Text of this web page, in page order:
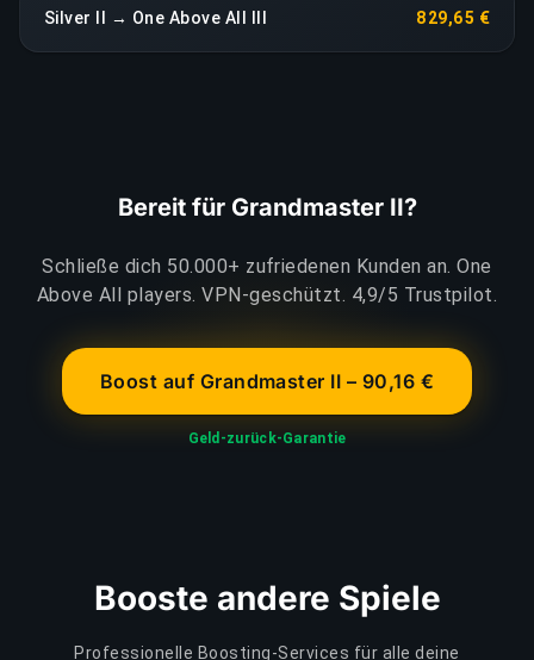
Silver II → One Above All III 829,65 €
Bereit für Grandmaster II?
Schließe dich 50.000+ zufriedenen Kunden an. One
Above All players. VPN-geschützt. 4,9/5 Trustpilot.
Boost auf Grandmaster II – 90,16 €
Geld-zurück-Garantie
Booste andere Spiele
Professionelle Boosting-Services für alle deine